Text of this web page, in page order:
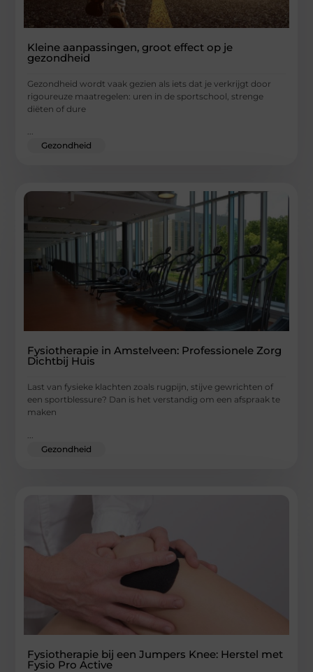
Kleine aanpassingen, groot effect op je
gezondheid
Gezondheid wordt vaak gezien als iets dat je verkrijgt door
rigoureuze maatregelen: uren in de sportschool, strenge
diëten of dure
...
Gezondheid
Fysiotherapie in Amstelveen: Professionele Zorg
Dichtbij Huis
Last van fysieke klachten zoals rugpijn, stijve gewrichten of
een sportblessure? Dan is het verstandig om een afspraak te
maken
Gezondheid
Fysiotherapie bij een Jumpers Knee: Herstel met
Fysio Pro Active